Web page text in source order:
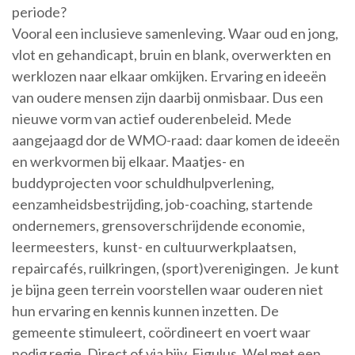
periode?
Vooral een inclusieve samenleving. Waar oud en jong,
vlot en gehandicapt, bruin en blank, overwerkten en
werklozen naar elkaar omkijken. Ervaring en ideeën
van oudere mensen zijn daarbij onmisbaar. Dus een
nieuwe vorm van actief ouderenbeleid. Mede
aangejaagd dor de WMO-raad: daar komen de ideeën
en werkvormen bij elkaar. Maatjes- en
buddyprojecten voor schuldhulpverlening,
eenzamheidsbestrijding, job-coaching, startende
ondernemers, grensoverschrijdende economie,
leermeesters, kunst- en cultuurwerkplaatsen,
repaircafés, ruilkringen, (sport)verenigingen. Je kunt
je bijna geen terrein voorstellen waar ouderen niet
hun ervaring en kennis kunnen inzetten. De
gemeente stimuleert, coördineert en voert waar